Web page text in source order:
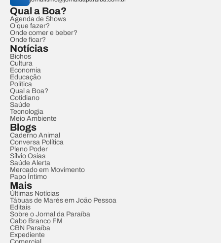
Qual a Boa?
Agenda de Shows
O que fazer?
Onde comer e beber?
Onde ficar?
Notícias
Bichos
Cultura
Economia
Educação
Política
Qual a Boa?
Cotidiano
Saúde
Tecnologia
Meio Ambiente
Blogs
Caderno Animal
Conversa Política
Pleno Poder
Sílvio Osias
Saúde Alerta
Mercado em Movimento
Papo Íntimo
Mais
Últimas Notícias
Tábuas de Marés em João Pessoa
Editais
Sobre o Jornal da Paraíba
Cabo Branco FM
CBN Paraíba
Expediente